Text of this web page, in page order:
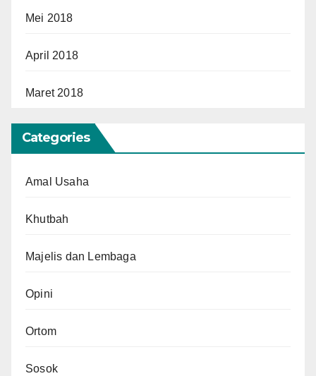
Mei 2018
April 2018
Maret 2018
Categories
Amal Usaha
Khutbah
Majelis dan Lembaga
Opini
Ortom
Sosok